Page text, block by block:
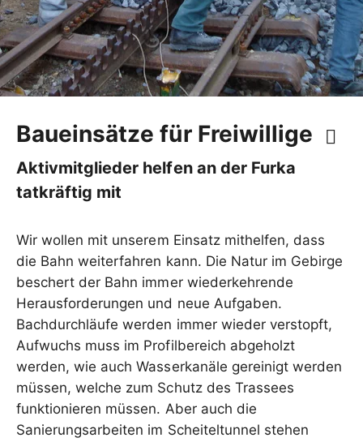
Baueinsätze für Freiwillige
Aktivmitglieder helfen an der Furka
tatkräftig mit
Wir wollen mit unserem Einsatz mithelfen, dass
die Bahn weiterfahren kann. Die Natur im Gebirge
beschert der Bahn immer wiederkehrende
Herausforderungen und neue Aufgaben.
Bachdurchläufe werden immer wieder verstopft,
Aufwuchs muss im Profilbereich abgeholzt
werden, wie auch Wasserkanäle gereinigt werden
müssen, welche zum Schutz des Trassees
funktionieren müssen. Aber auch die
Sanierungsarbeiten im Scheiteltunnel stehen